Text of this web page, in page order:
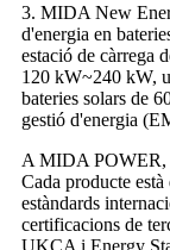
3. MIDA New
d'energia en
estació de càrrega
120 kW~240 kW,
bateries solars de
gestió d'energia
A MIDA POWER,
Cada producte
estàndards
certificacions de
UKCA i Energy